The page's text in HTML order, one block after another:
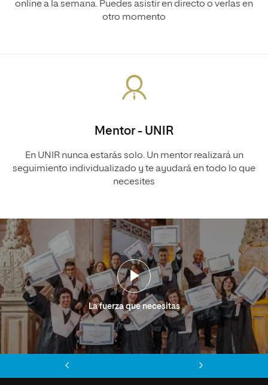
online a la semana. Puedes asistir en directo o verlas en
otro momento
Mentor - UNIR
En UNIR nunca estarás solo. Un mentor realizará un
seguimiento individualizado y te ayudará en todo lo que
necesites
La fuerza que necesitas